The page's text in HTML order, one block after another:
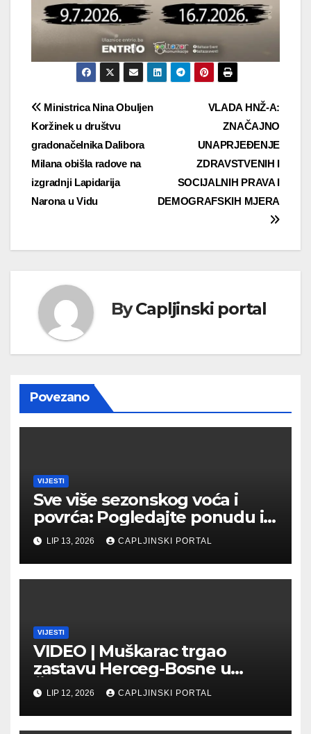
Navigacija
objava
VLADA HNŽ-A:
ZNAČAJNO
UNAPRJEĐENJE
ZDRAVSTVENIH I
SOCIJALNIH PRAVA I
DEMOGRAFSKIH MJERA
Ministrica Nina Obuljen
Koržinek u društvu
gradonačelnika Dalibora
Milana obišla radove na
izgradnji Lapidarija
Narona u Vidu
ByCapljinski portal
Povezano
VIJESTI
Sve više sezonskog voća i
povrća: Pogledajte ponudu i
cijene na čapljinskoj
Veletržnici
LIP 13, 2026 CAPLJINSKI PORTAL
VIJESTI
VIDEO | Muškarac trgao
zastavu Herceg-Bosne u
Čapljini: Traži se hitno
uhićenje
LIP 12, 2026 CAPLJINSKI PORTAL